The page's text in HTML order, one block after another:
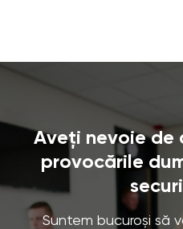
Aveți nevoie de
provocările
Suntem bucuroși să